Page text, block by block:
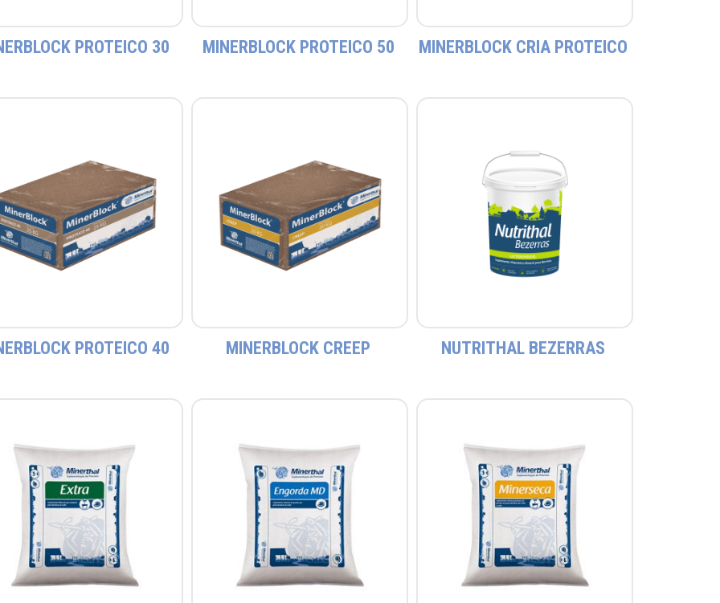
PROTEICO 30 MINERBLOCK PROTEICO 50 MINERBLOCK CRIA PROTEICO
PROTEICO 40 MINERBLOCK CREEP NUTRITHAL BEZERRAS